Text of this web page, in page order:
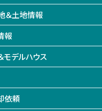
＆土地情報
報
モデルハウス
依頼